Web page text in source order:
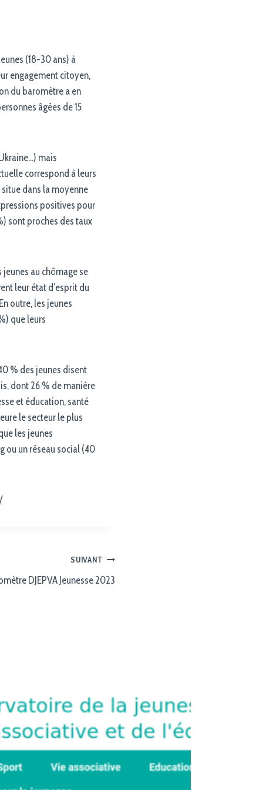
(18-30 ans) à
engagement citoyen,
du baromètre a en
âgées de 15
mais
correspond à leurs
dans la moyenne
positives pour
sont proches des taux
au chômage se
leur état d’esprit du
outre, les jeunes
que leurs
% des jeunes disent
dont 26 % de manière
et éducation, santé
le secteur le plus
les jeunes
ou un réseau social (40
SUIVANT
DJEPVA Jeunesse 2023